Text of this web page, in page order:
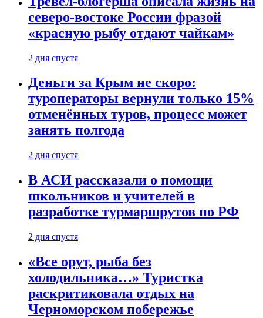
северо-востоке России фразой
«красную рыбу отдают чайкам»
2 дня спустя
Деньги за Крым не скоро:
туроператоры вернули только 15%
отменённых туров, процесс может
занять полгода
2 дня спустя
В АСИ рассказали о помощи
школьников и учителей в
разработке турмаршрутов по РФ
2 дня спустя
«Все орут, рыба без
холодильника…» Туристка
раскритиковала отдых на
Черноморском побережье